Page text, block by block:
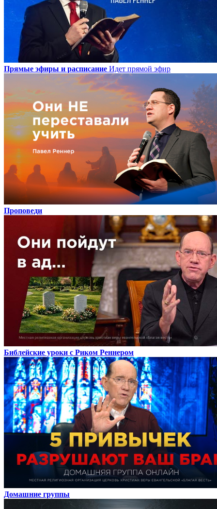
Прямые эфиры и расписание Идет прямой эфир
Проповеди
Библейские уроки с Риком Реннером
Домашние группы